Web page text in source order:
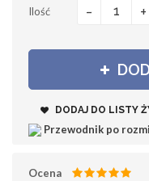
Ilość - +
DODAJ DO LISTY
Przewodnik po
Ocena